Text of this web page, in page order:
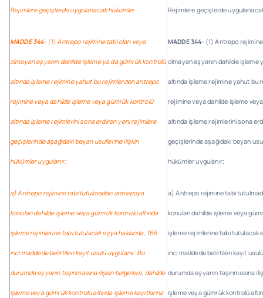
Rejimlere geçişlerde uygulanacak hükümler
MADDE 344-(1) Antrepo rejimine tabi olan veya
olmayan eşyanın dahilde işleme ya da gümrük kontrolü
altında işleme rejimine yahut bu rejimlerden antrepo
rejimine veya dahilde işleme veya gümrük kontrolü
altında işleme rejimlerini sona erdiren yeni rejimlere
geçişlerinde aşağıdaki beyan usullerine ilişkin
hükümler uygulanır;
a) Antrepo rejimine tabi tutulmadan antrepoya
konulan dahilde işleme veya gümrük kontrolü altında
işleme rejimlerine tabi tutulacak eşya hakkında, 166
ıncı maddede belirtilen kayıt usulü uygulanır. Bu
durumda eşyanın taşınmasına ilişkin belgelere, dahilde
işleme veya gümrük kontrolü altında işleme kayıtlarına
Rejimlere geçişlerde
MADDE 344- (1) Antrepo
olmayan eşyanın dahilde işleme
altında işleme rejimine yahut bu
rejimine veya dahilde işleme
altında işleme rejimlerini sona
geçişlerinde aşağıdaki beyan
hükümler uygulanır;
a) Antrepo rejimine tabi
konulan dahilde işleme veya
işleme rejimlerine tabi tutulacak
ıncı maddede belirtilen kayıt
durumda eşyanın taşınmasına
işleme veya gümrük kontrolü